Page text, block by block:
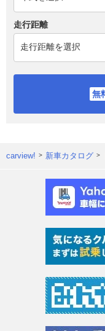
走行距離
carview! 新車カタログ